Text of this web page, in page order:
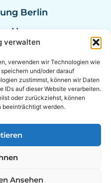
verwalten
verwenden wir Technologien wie
und/oder darauf
zustimmst, können wir Daten
IDs auf dieser Website verarbeiten.
oder zurückziehst, können
beeinträchtigt werden.
Ansehen
Berlin
Hannover
Bremen
Kassel
Mannheim
Deutschland
& Rohrreinigung in der
MEDIA